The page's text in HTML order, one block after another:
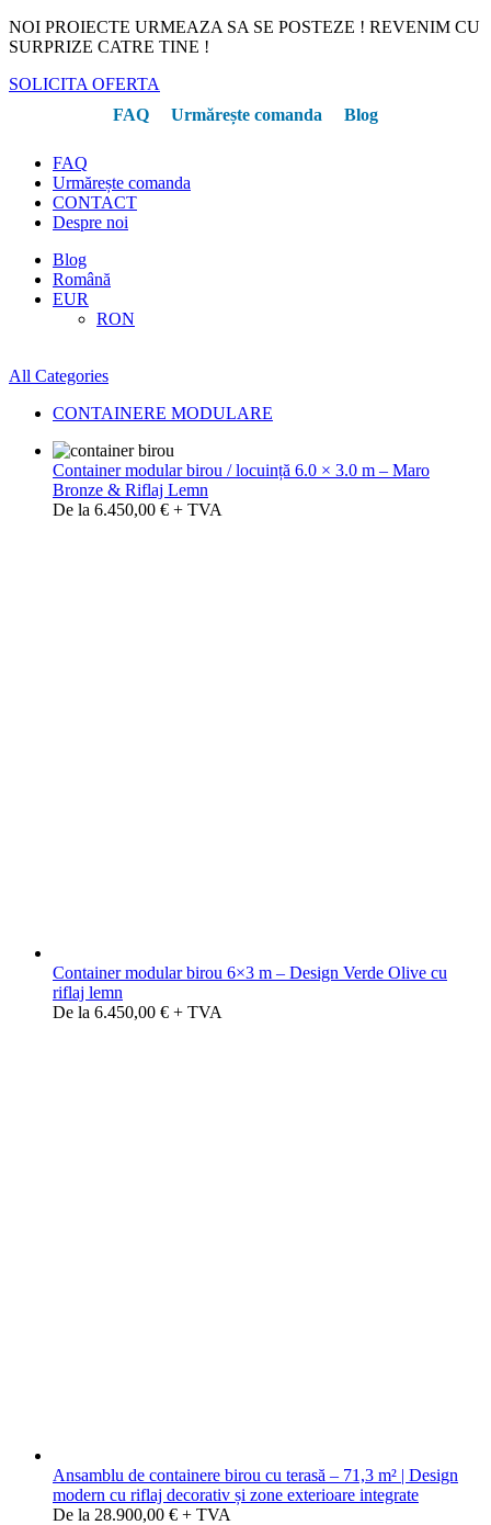
NOI PROIECTE URMEAZA SA SE POSTEZE ! REVENIM CU
SURPRIZE CATRE TINE !
SOLICITA OFERTA
FAQ
Urmărește comanda Blog
FAQ
Urmărește comanda
CONTACT
Despre noi
Blog
Română
EUR
RON
All Categories
CONTAINERE MODULARE
Container modular birou / locuință 6.0 × 3.0 m – Maro
Bronze & Riflaj Lemn
De la 6.450,00 € + TVA
Container modular birou 6×3 m – Design Verde Olive cu
riflaj lemn
De la 6.450,00 € + TVA
Ansamblu de containere birou cu terasă – 71,3 m² | Design
modern cu riflaj decorativ și zone exterioare integrate
De la 28.900,00 € + TVA